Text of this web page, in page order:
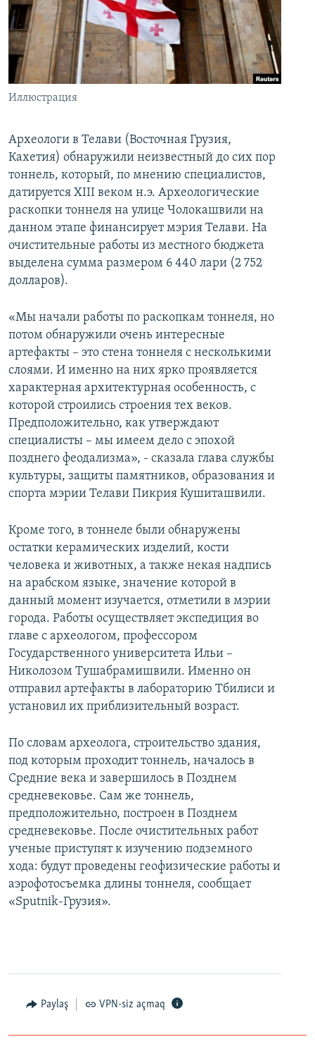
İNFOQRAFIKA
KARIKATURA
AZƏRBAYCAN ƏDƏBIYYATI KITABXANASI
İSLAM VƏ DEMOKRATIYA
İZ - MƏDƏNIYYƏT PROQRAMI
MISSIYAMIZ
PEŞƏ ETIKASI VƏ JURNALISTIKA STANDARTLARIMIZ
MATERIALLARIMIZDAN ISTIFADƏ
XƏBƏR BÜLLETENLƏRIMIZ
BIZI IZLƏ
Иллюстрация
Археологи в Телави (Восточная Грузия,
Кахетия) обнаружили неизвестный до сих пор
тоннель, который, по мнению специалистов,
датируется ХIII веком н.э. Археологические
раскопки тоннеля на улице Чолокашвили на
данном этапе финансирует мэрия Телави. На
очистительные работы из местного бюджета
выделена сумма размером 6 440 лари (2 752
долларов).
«Мы начали работы по раскопкам тоннеля, но
потом обнаружили очень интересные
артефакты – это стена тоннеля с несколькими
слоями. И именно на них ярко проявляется
характерная архитектурная особенность, с
которой строились строения тех веков.
Предположительно, как утверждают
специалисты – мы имеем дело с эпохой
позднего феодализма», - сказала глава службы
культуры, защиты памятников, образования и
спорта мэрии Телави Пикрия Кушиташвили.
Кроме того, в тоннеле были обнаружены
остатки керамических изделий, кости
человека и животных, а также некая надпись
на арабском языке, значение которой в
данный момент изучается, отметили в мэрии
города. Работы осуществляет экспедиция во
главе с археологом, профессором
Государственного университета Ильи –
Николозом Тушабрамишвили. Именно он
отправил артефакты в лабораторию Тбилиси и
установил их приблизительный возраст.
По словам археолога, строительство здания,
под которым проходит тоннель, началось в
Средние века и завершилось в Позднем
средневековье. Сам же тоннель,
предположительно, построен в Позднем
средневековье. После очистительных работ
ученые приступят к изучению подземного
хода: будут проведены геофизические работы и
аэрофотосъемка длины тоннеля, сообщает
«Sputnik-Грузия».
Paylaş VPN-siz açmaq